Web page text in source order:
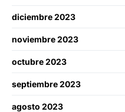
diciembre 2023
noviembre 2023
octubre 2023
septiembre 2023
agosto 2023